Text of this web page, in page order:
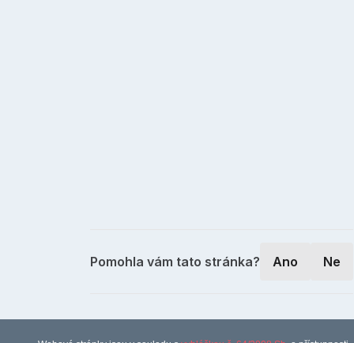
Pomohla vám tato stránka? Ano Ne